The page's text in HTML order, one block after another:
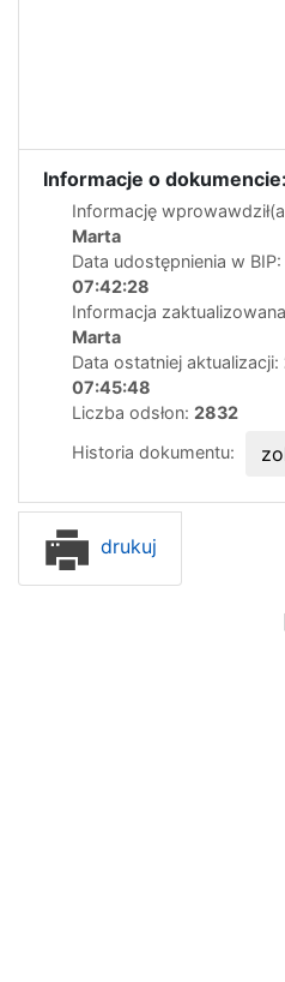
Informacje o dokumencie:
Informację
Marta
Data udostępnienia w BIP:
07:42:28
Informacja
Marta
Data ostatniej aktualizacji:
07:45:48
Liczba odsłon: 2832
Historia dokumentu:
drukuj